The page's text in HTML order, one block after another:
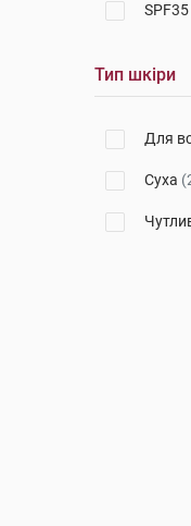
SPF35
Тип шкіри
Для
Суха